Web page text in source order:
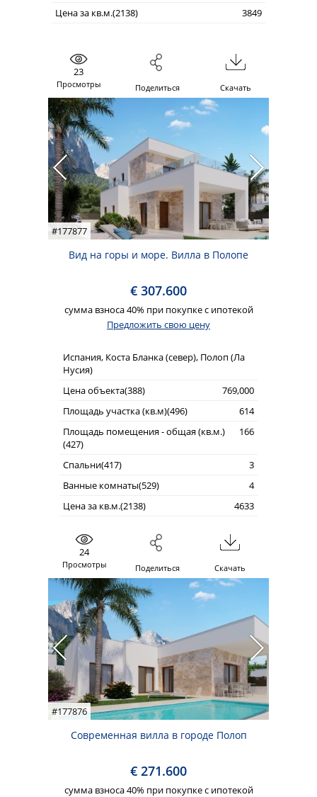
Цена за кв.м.(2138)
3849
23
Просмотры Поделиться Скачать
#177877
Вид на горы и море. Вилла в Полопе
€ 307.600
сумма взноса 40% при покупке с ипотекой
Предложить свою цену
Испания, Коста Бланка (север), Полоп (Ла
Нусия)
Цена объекта(388)
769,000
Площадь участка (кв.м)(496)
614
Площадь помещения - общая (кв.м.)
(427)
166
Спальни(417)
3
Ванные комнаты(529)
4
Цена за кв.м.(2138)
4633
24
Просмотры Поделиться Скачать
#177876
Современная вилла в городе Полоп
€ 271.600
сумма взноса 40% при покупке с ипотекой